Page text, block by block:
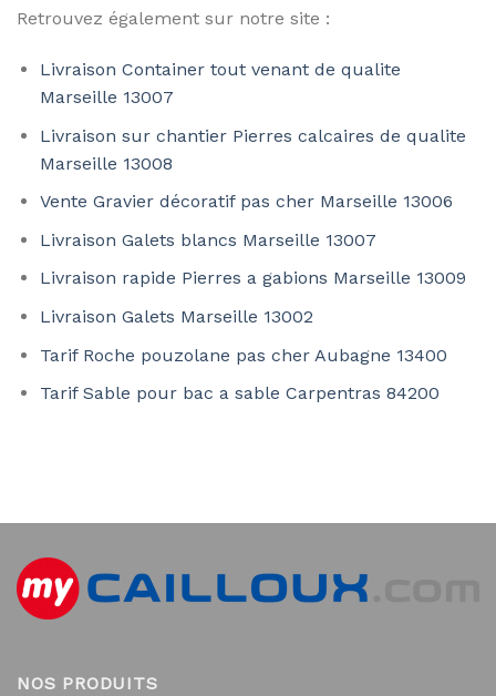
Retrouvez également sur notre site :
Livraison Container tout venant de qualite
Marseille 13007
Livraison sur chantier Pierres calcaires de qualite
Marseille 13008
Vente Gravier décoratif pas cher Marseille 13006
Livraison Galets blancs Marseille 13007
Livraison rapide Pierres a gabions Marseille 13009
Livraison Galets Marseille 13002
Tarif Roche pouzolane pas cher Aubagne 13400
Tarif Sable pour bac a sable Carpentras 84200
NOS PRODUITS